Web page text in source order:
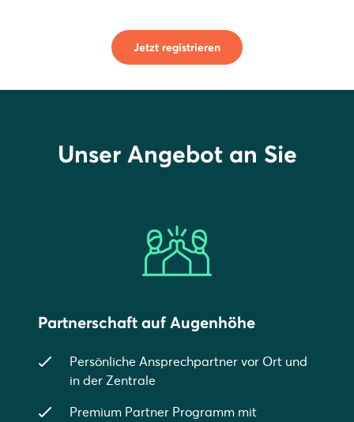
Jetzt registrieren
Unser Angebot an Sie
Partnerschaft auf Augenhöhe
Persönliche Ansprechpartner vor Ort und
in der Zentrale
Premium Partner Programm mit